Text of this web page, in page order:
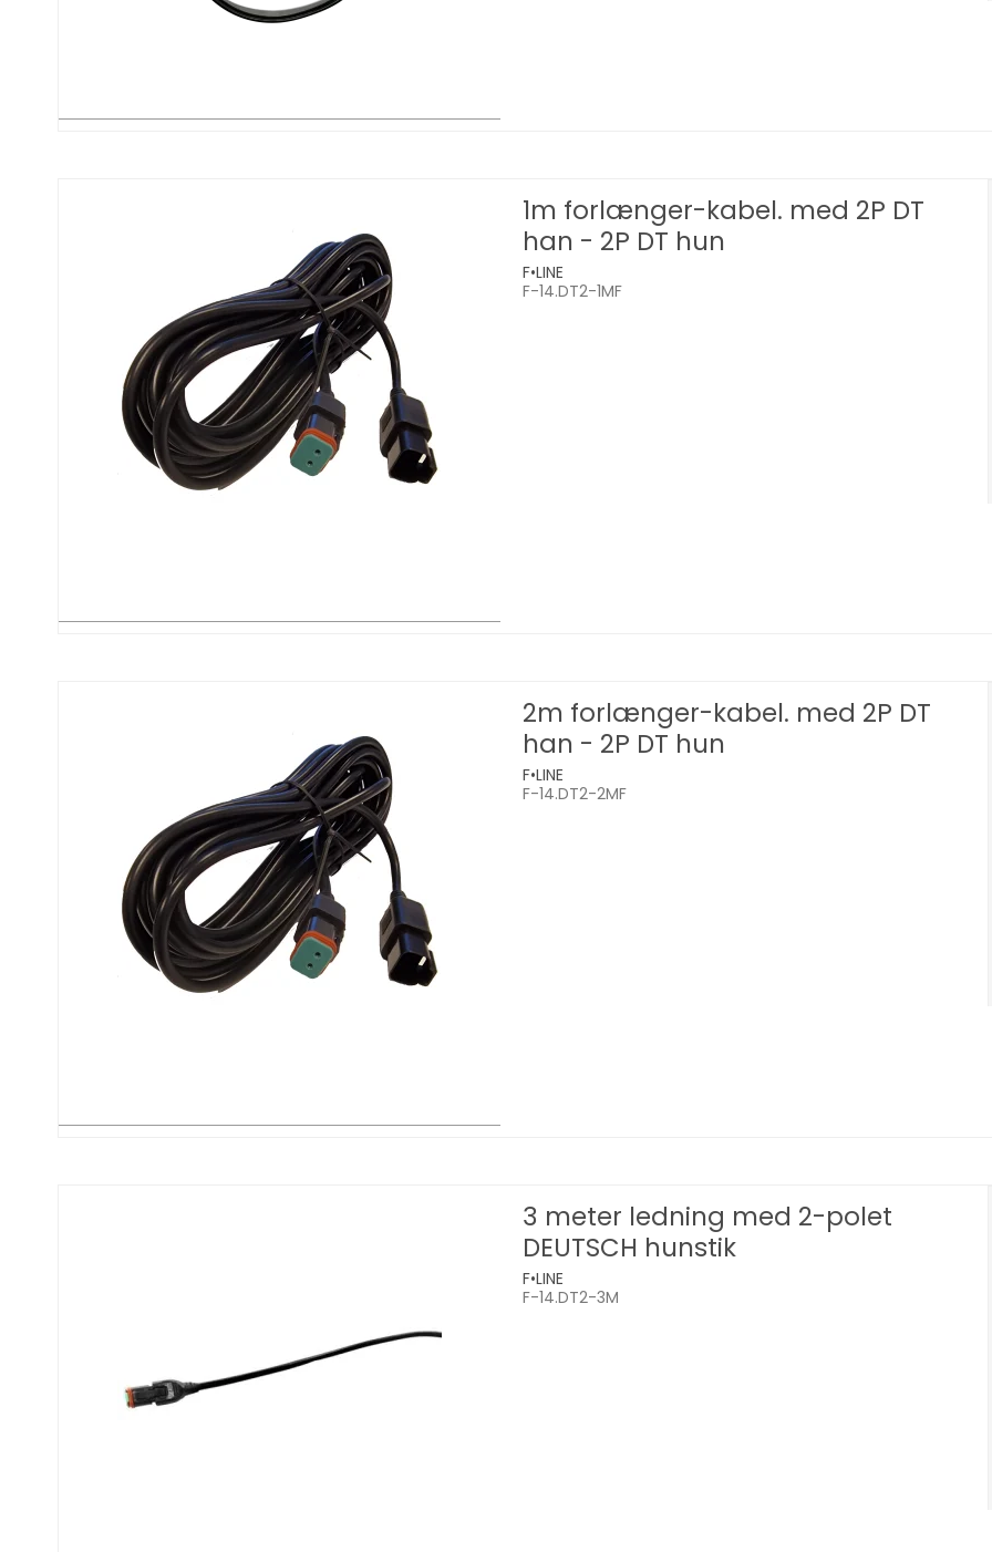
1m forlænger-kabel. med 2P DT
han - 2P DT hun
F•LINE
F-14.DT2-1MF
2m forlænger-kabel. med 2P DT
han - 2P DT hun
F•LINE
F-14.DT2-2MF
3 meter ledning med 2-polet
DEUTSCH hunstik
F•LINE
F-14.DT2-3M